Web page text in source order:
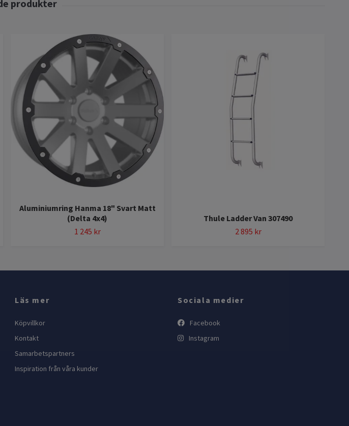
Aluminiumring Hanma 18" Svart Matt
(Delta 4x4)
1 245 kr
Thule Ladder Van 307490
2 895 kr
Läs mer
Köpvillkor
Kontakt
Samarbetspartners
Inspiration från våra kunder
Sociala medier
Facebook
Instagram